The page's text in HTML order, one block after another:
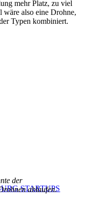
STARTUPS
mehr Platz, zu viel
wäre also eine Drohne,
Typen kombiniert.
der
ablaufen.